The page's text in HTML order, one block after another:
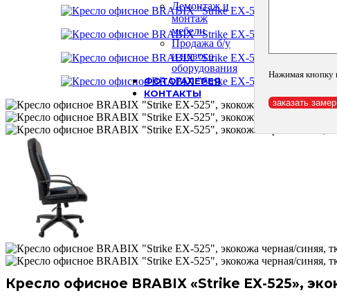
Демонтаж и
монтаж
мебели
Продажа б/у
и нового
оборудования
ФОТОГАЛЕРЕЯ
КОНТАКТЫ
Нажимая кнопку
Кресло офисное BRABIX «Strike EX-525»,